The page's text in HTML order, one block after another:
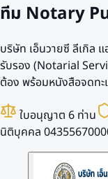
ทีม Notary
บริษัท เอ็นวายซี ลีเกิล
รับรอง (Notarial
ต้อง พร้อมหนังสือจดท
ใบอนุญาต 6 ท่าน
นิติบุคคล